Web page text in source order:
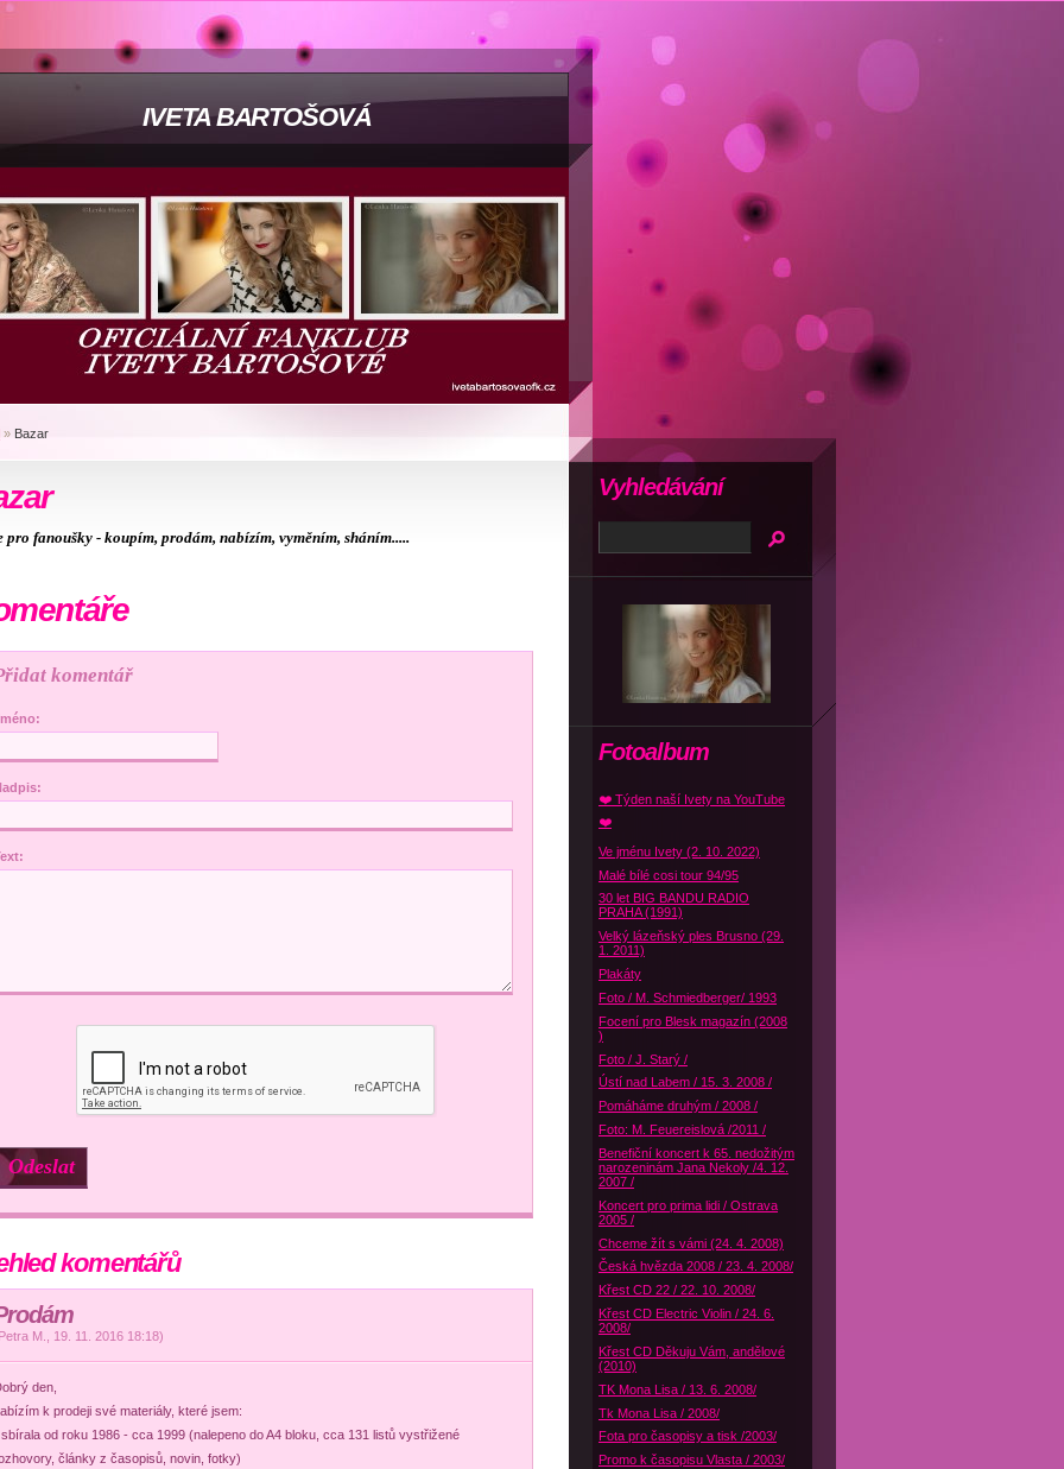
IVETA BARTOŠOVÁ
» Bazar
pro fanoušky -koupím, prodám, nabízím, vyměním, sháním.....
komentář
komentářů
Petra M. 19. 11. 2016 18:18)
den,
k prodeji své materiály, které jsem:
od roku 1986 - cca 1999 (nalepeno do A4 bloku, cca 131 listů vystřižené
články z časopisů, novin, fotky)
Fotoalbum
❤️ Týden naší Ivety na YouTube
❤️
Ve jménu Ivety (2. 10. 2022)
Malé bílé cosi tour 94/95
30 let BIG BANDU RADIO
PRAHA (1991)
Velký lázeňský ples Brusno (29.
1. 2011)
Plakáty
Foto / M. Schmiedberger/ 1993
Focení pro Blesk magazín (2008
)
Foto / J. Starý /
Ústí nad Labem / 15. 3. 2008 /
Pomáháme druhým / 2008 /
Foto: M. Feuereislová /2011 /
Benefiční koncert k 65. nedožitým
narozeninám Jana Nekoly /4. 12.
2007 /
Koncert pro prima lidi / Ostrava
2005 /
Chceme žít s vámi (24. 4. 2008)
Česká hvězda 2008 / 23. 4. 2008/
Křest CD 22 / 22. 10. 2008/
Křest CD Electric Violin / 24. 6.
2008/
Křest CD Děkuju Vám, andělové
(2010)
TK Mona Lisa / 13. 6. 2008/
Tk Mona Lisa / 2008/
Fota pro časopisy a tisk /2003/
Promo k časopisu Vlasta / 2003/
Vyhledávání